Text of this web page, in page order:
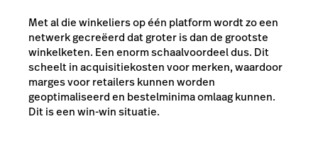
Met al die winkeliers op één platform wordt zo een
netwerk gecreëerd dat groter is dan de grootste
winkelketen. Een enorm schaalvoordeel dus. Dit
scheelt in acquisitiekosten voor merken, waardoor
marges voor retailers kunnen worden
geoptimaliseerd en bestelminima omlaag kunnen.
Dit is een win-win situatie.